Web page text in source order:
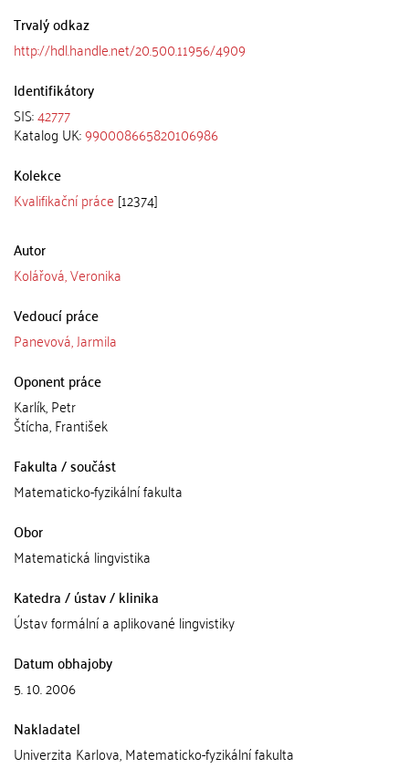
Trvalý odkaz
http://hdl.handle.net/20.500.11956/4909
Identifikátory
SIS:42777
Katalog UK:990008665820106986
Kolekce
Kvalifikační práce [12374]
Autor
Kolářová, Veronika
Vedoucí práce
Panevová, Jarmila
Oponent práce
Karlík, Petr
Štícha, František
Fakulta / součást
Matematicko-fyzikální fakulta
Obor
Matematická lingvistika
Katedra / ústav / klinika
Ústav formální a aplikované lingvistiky
Datum obhajoby
5. 10. 2006
Nakladatel
Univerzita Karlova, Matematicko-fyzikální fakulta